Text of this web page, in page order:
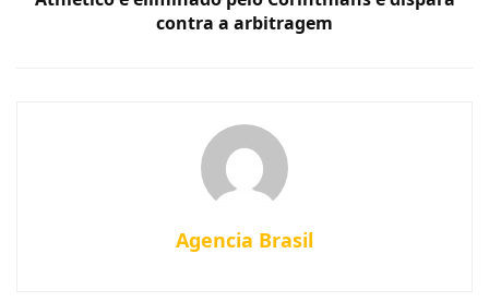
contra a arbitragem
Agencia Brasil